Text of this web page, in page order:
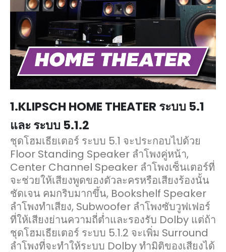
1.KLIPSCH HOME THEATER ระบบ 5.1
และ ระบบ 5.1.2
ชุดโฮมเธียเตอร์ ระบบ 5.1 จะประกอบไปด้วย
Floor Standing Speaker ลำโพงคู่หน้า,
Center Channel Speaker ลำโพงเซ็นเตอร์ที่
จะช่วยให้เสียงพูดของตัวละครหรือเสียงร้องนั้น
ชัดเจน คมกริบมากขึ้น, Bookshelf Speaker
ลำโพงทำเสียง, Subwoofer ลำโพงซับวูฟเฟอร์
ที่ให้เสียงย่านความถี่ต่ำและรองรับ Dolby แต่ถ้า
ชุดโฮมเธียเตอร์ ระบบ 5.1.2 จะเพิ่ม Surround
ลำโพงที่จะทำให้ระบบ Dolby ทำมิติของเสียงได้